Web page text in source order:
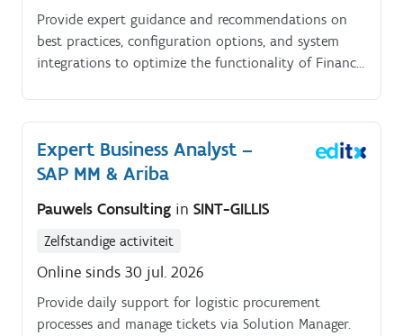
Provide expert guidance and recommendations on
best practices, configuration options, and system
integrations to optimize the functionality of Finance
business analysts, and technical teams to ensure
successful project delivery within scope, timeline, and
budget constraints.
Expert Business Analyst –
SAP MM & Ariba
Pauwels Consulting in SINT-GILLIS
Zelfstandige activiteit
Online sinds 30 jul. 2026
Provide daily support for logistic procurement
processes and manage tickets via Solution Manager.